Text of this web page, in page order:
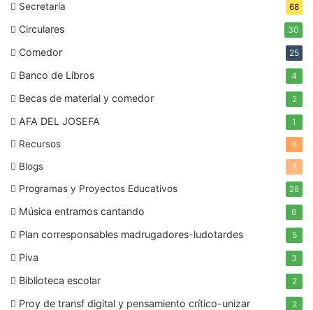
Secretaría 68
Circulares 30
Comedor 25
Banco de Libros 4
Becas de material y comedor 2
AFA DEL JOSEFA 1
Recursos 6
Blogs 2
Programas y Proyectos Educativos 28
Música entramos cantando 6
Plan corresponsables madrugadores-ludotardes 5
Piva 3
Biblioteca escolar 2
Proy de transf digital y pensamiento crítico-unizar 2